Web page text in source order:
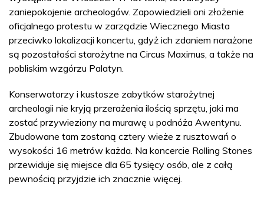
zaniepokojenie archeologów. Zapowiedzieli oni złożenie
oficjalnego protestu w zarządzie Wiecznego Miasta
przeciwko lokalizacji koncertu, gdyż ich zdaniem narażone
są pozostałości starożytne na Circus Maximus, a także na
pobliskim wzgórzu Palatyn.
Konserwatorzy i kustosze zabytków starożytnej
archeologii nie kryją przerażenia ilością sprzętu, jaki ma
zostać przywieziony na murawę u podnóża Awentynu.
Zbudowane tam zostaną cztery wieże z rusztowań o
wysokości 16 metrów każda. Na koncercie Rolling Stones
przewiduje się miejsce dla 65 tysięcy osób, ale z całą
pewnością przyjdzie ich znacznie więcej.